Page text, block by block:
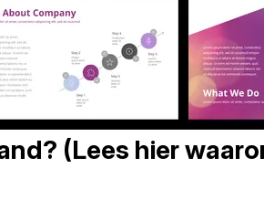
(Lees hier